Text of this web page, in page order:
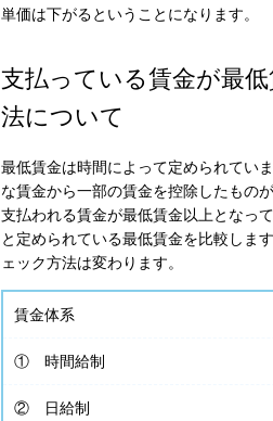
単価は下がるということになります。
支払っている賃金が最
法について
最低賃金は時間によって定められてい
な賃金から一部の賃金を控除したもの
支払われる賃金が最低賃金以上となっ
と定められている最低賃金を比較しま
ェック方法は変わります。
賃金体系
① 時間給制
② 日給制